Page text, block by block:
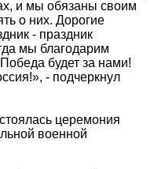
и мы обязаны своим
о них. Дорогие
- праздник
мы благодарим
будет за нами!
- подчеркнул
церемония
военной